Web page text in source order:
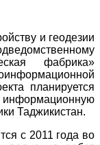
и геодезии
фабрика»
планируется
Таджикистан.
с 2011 года во